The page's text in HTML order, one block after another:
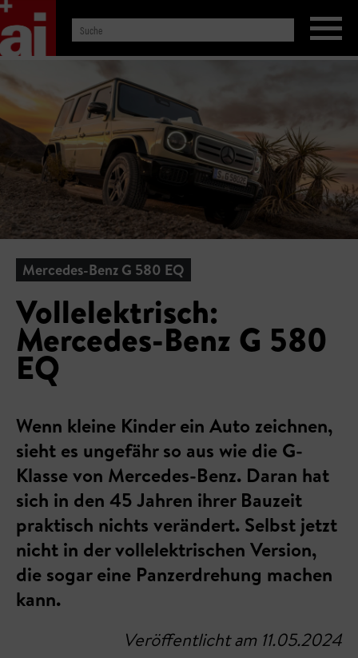
Mercedes-Benz G 580 EQ
Vollelektrisch:
Mercedes-Benz G 580
EQ
Wenn kleine Kinder ein Auto zeichnen,
sieht es ungefähr so aus wie die G-
Klasse von Mercedes-Benz. Daran hat
sich in den 45 Jahren ihrer Bauzeit
praktisch nichts verändert. Selbst jetzt
nicht in der vollelektrischen Version,
die sogar eine Panzerdrehung machen
kann.
Veröffentlicht am 11.05.2024